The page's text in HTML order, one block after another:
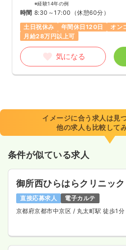
※経験14年の例
時間 8:30～17:00 （休憩60分）
土日祝休み
年間休日120日
オン
月給28万円以上可
気になる
イメージに合う求人は見
他の求人も比較して
条件が似ている求人
御所西ひらはらクリニック
直接応募求人
電子カルテ
京都府京都市中京区 / 丸太町駅 徒歩1分